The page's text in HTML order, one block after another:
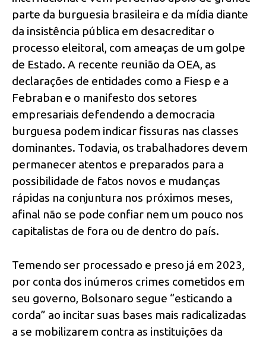
parte da burguesia brasileira e da mídia diante
da insistência pública em desacreditar o
processo eleitoral, com ameaças de um golpe
de Estado. A recente reunião da OEA, as
declarações de entidades como a Fiesp e a
Febraban e o manifesto dos setores
empresariais defendendo a democracia
burguesa podem indicar fissuras nas classes
dominantes. Todavia, os trabalhadores devem
permanecer atentos e preparados para a
possibilidade de fatos novos e mudanças
rápidas na conjuntura nos próximos meses,
afinal não se pode confiar nem um pouco nos
capitalistas de fora ou de dentro do país.
Temendo ser processado e preso já em 2023,
por conta dos inúmeros crimes cometidos em
seu governo, Bolsonaro segue “esticando a
corda” ao incitar suas bases mais radicalizadas
a se mobilizarem contra as instituições da